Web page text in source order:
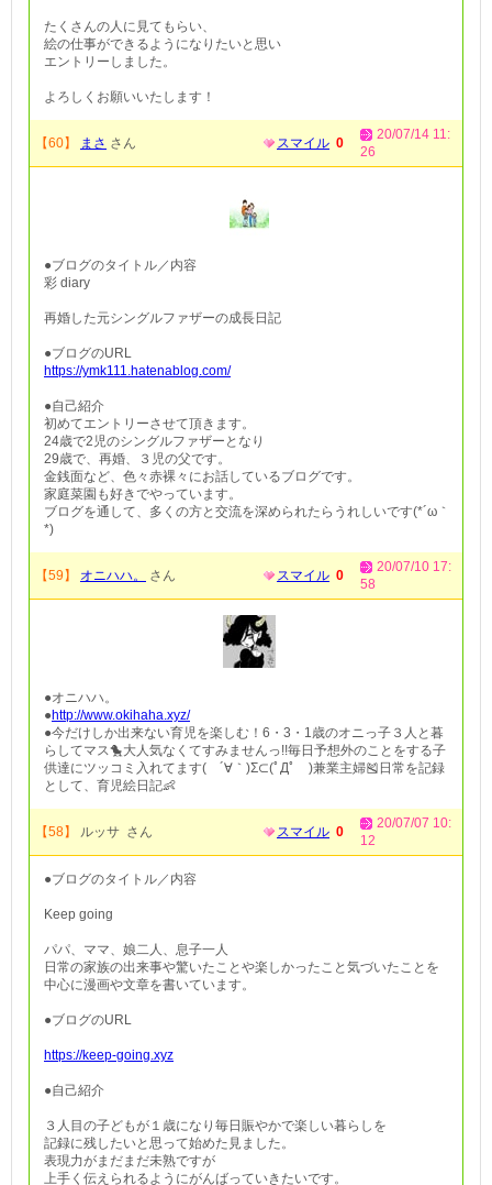
たくさんの人に見てもらい、
絵の仕事ができるようになりたいと思い
エントリーしました。
よろしくお願いいたします！
【60】 まさ さん スマイル 0
20/07/14 11:
26
●ブログのタイトル／内容
彩 diary
再婚した元シングルファザーの成長日記
●ブログのURL
https://ymk111.hatenablog.com/
●自己紹介
初めてエントリーさせて頂きます。
24歳で2児のシングルファザーとなり
29歳で、再婚、３児の父です。
金銭面など、色々赤裸々にお話しているブログです。
家庭菜園も好きでやっています。
ブログを通して、多くの方と交流を深められたらうれしいです(*´ω｀
*)
【59】 オニハハ。 さん スマイル 0
20/07/10 17:
58
●オニハハ。
●http://www.okihaha.xyz/
●今だけしか出来ない育児を楽しむ！6・3・1歳のオニっ子３人と暮
らしてマス🐤大人気なくてすみませんっ!!毎日予想外のことをする子
供達にツッコミ入れてます( ´∀｀)Σ⊂(ﾟДﾟ )兼業主婦🎽日常を記録
として、育児絵日記👶
【58】 ルッサ さん スマイル 0
20/07/07 10:
12
●ブログのタイトル／内容
Keep going
パパ、ママ、娘二人、息子一人
日常の家族の出来事や驚いたことや楽しかったこと気づいたことを
中心に漫画や文章を書いています。
●ブログのURL
https://keep-going.xyz
●自己紹介
３人目の子どもが１歳になり毎日賑やかで楽しい暮らしを
記録に残したいと思って始めた見ました。
表現力がまだまだ未熟ですが
上手く伝えられるようにがんばっていきたいです。